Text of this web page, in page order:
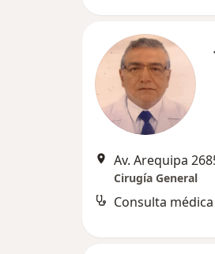
Cirugía General
Consulta médica